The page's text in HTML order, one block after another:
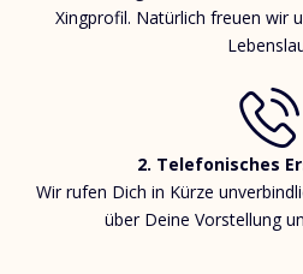
Xingprofil. Natürlich freuen wir
2. Telefonisches
Wir rufen Dich in Kürze
über Deine Vorstellung